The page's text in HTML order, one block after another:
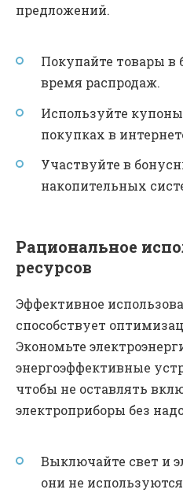
предложений.
Покупайте товары в
время распродаж.
Используйте
покупках в
Участвуйте в
накопительных
Рациональное
ресурсов
Эффективное
способствует
Экономьте
энергоэффективные
чтобы не оставлять
электроприборы без
Выключайте свет и
они не